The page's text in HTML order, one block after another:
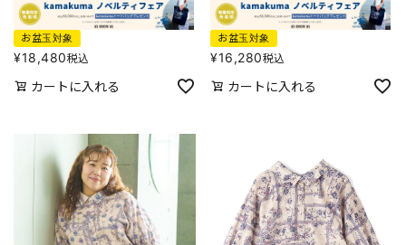
お盆玉対象
¥18,480税込
カートに入れる
お盆玉対象
¥16,280税込
カートに入れる